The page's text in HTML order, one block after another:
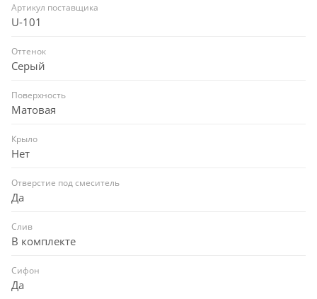
Артикул поставщика
U-101
Оттенок
Серый
Поверхность
Матовая
Крыло
Нет
Отверстие под смеситель
Да
Слив
В комплекте
Сифон
Да